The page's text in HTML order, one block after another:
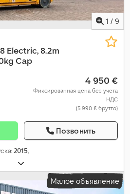
1 / 9
Electric, 8.2m
Cap
4 950 €
Фиксированная цена без учета
НДС
(5 990 € брутто)
Позвонить
2015,
Малое объявление